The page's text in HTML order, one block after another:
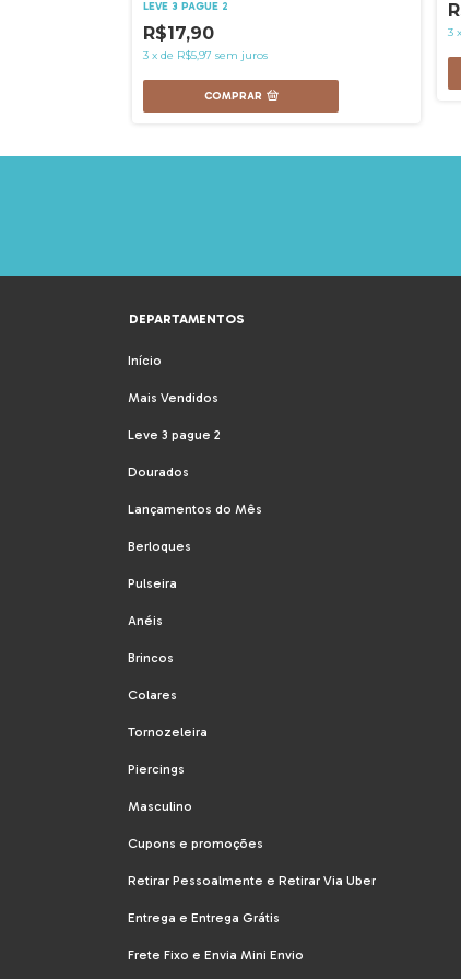
LEVE 3 PAGUE 2
R$17,90
3 x de R$5,97 sem juros
COMPRAR
3 x
DEPARTAMENTOS
Início
Mais Vendidos
Leve 3 pague 2
Dourados
Lançamentos do Mês
Berloques
Pulseira
Anéis
Brincos
Colares
Tornozeleira
Piercings
Masculino
Cupons e promoções
Retirar Pessoalmente e Retirar Via Uber
Entrega e Entrega Grátis
Frete Fixo e Envia Mini Envio